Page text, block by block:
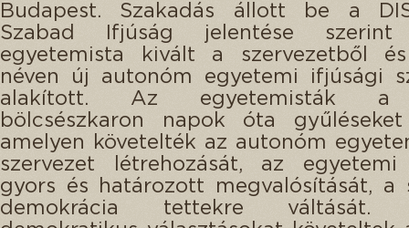
Budapest. Szakadás állott be a
Szabad Ifjúság jelentése
egyetemista kivált a szervezetből és
néven új autonóm egyetemi ifjúsági
alakított. Az egyetemisták a
bölcsészkaron napok óta
amelyen követelték az autonóm
szervezet létrehozását, az
gyors és határozott megvalósítását, a
demokrácia tettekre váltását.